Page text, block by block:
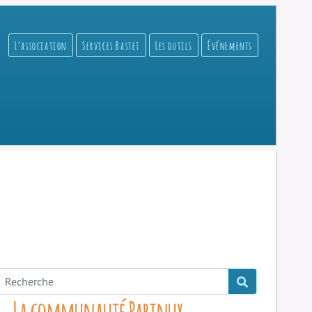
L’association Services Bastet Les outils Événements